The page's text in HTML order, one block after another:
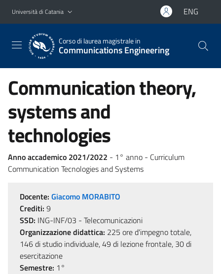
Vai al contenuto principale
Vai al menu di navigazione
Università di Catania ENG
Corso di laurea magistrale in
Communications Engineering
Communication theory,
systems and
technologies
Anno accademico 2021/2022 - 1° anno - Curriculum
Communication Tecnologies and Systems
Docente: Giacomo MORABITO
Crediti: 9
SSD: ING-INF/03 - Telecomunicazioni
Organizzazione didattica: 225 ore d'impegno totale,
146 di studio individuale, 49 di lezione frontale, 30 di
esercitazione
Semestre: 1°